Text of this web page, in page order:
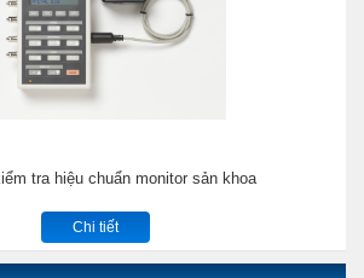
tra hiệu chuẩn monitor sản khoa
Chi tiết